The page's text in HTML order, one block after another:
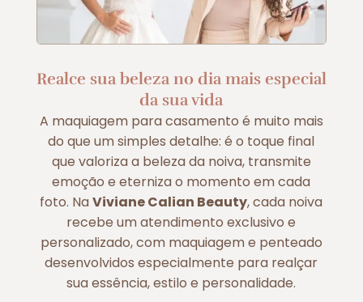
Realce sua beleza no dia mais especial
da sua vida
A maquiagem para casamento é muito mais
do que um simples detalhe: é o toque final
que valoriza a beleza da noiva, transmite
emoção e eterniza o momento em cada
foto. NaViviane Calian Beauty, cada noiva
recebe um atendimento exclusivo e
personalizado, com maquiagem e penteado
desenvolvidos especialmente para realçar
sua essência, estilo e personalidade.